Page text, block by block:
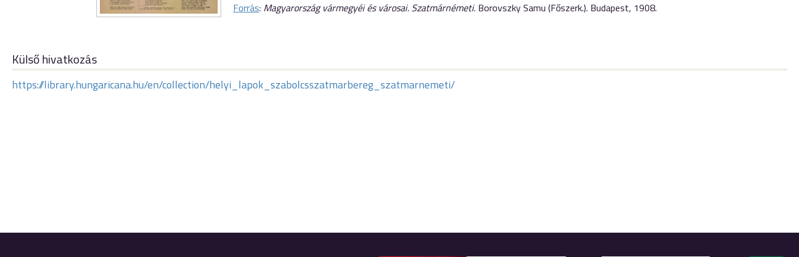
Forrás: Magyarország vármegyéi és városai. Szatmárnémeti. Borovszky Samu (Főszerk.). Budapest, 1908.
Külső hivatkozás
https://library.hungaricana.hu/en/collection/helyi_lapok_szabolcsszatmarbereg_szatmarnemeti/